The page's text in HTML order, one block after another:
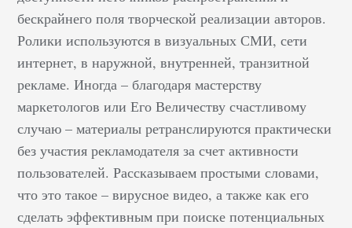
бескрайнего поля творческой реализации авторов.
Ролики используются в визуальных СМИ, сети
интернет, в наружной, внутренней, транзитной
рекламе. Иногда – благодаря мастерству
маркетологов или Его Величеству счастливому
случаю – материалы ретранслируются практически
без участия рекламодателя за счет активности
пользователей. Рассказываем простыми словами,
что это такое – вирусное видео, а также как его
сделать эффективным при поиске потенциальных